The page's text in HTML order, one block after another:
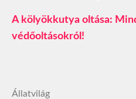
A kölyökkutya oltása:
védőoltásokról!
Állatvilág